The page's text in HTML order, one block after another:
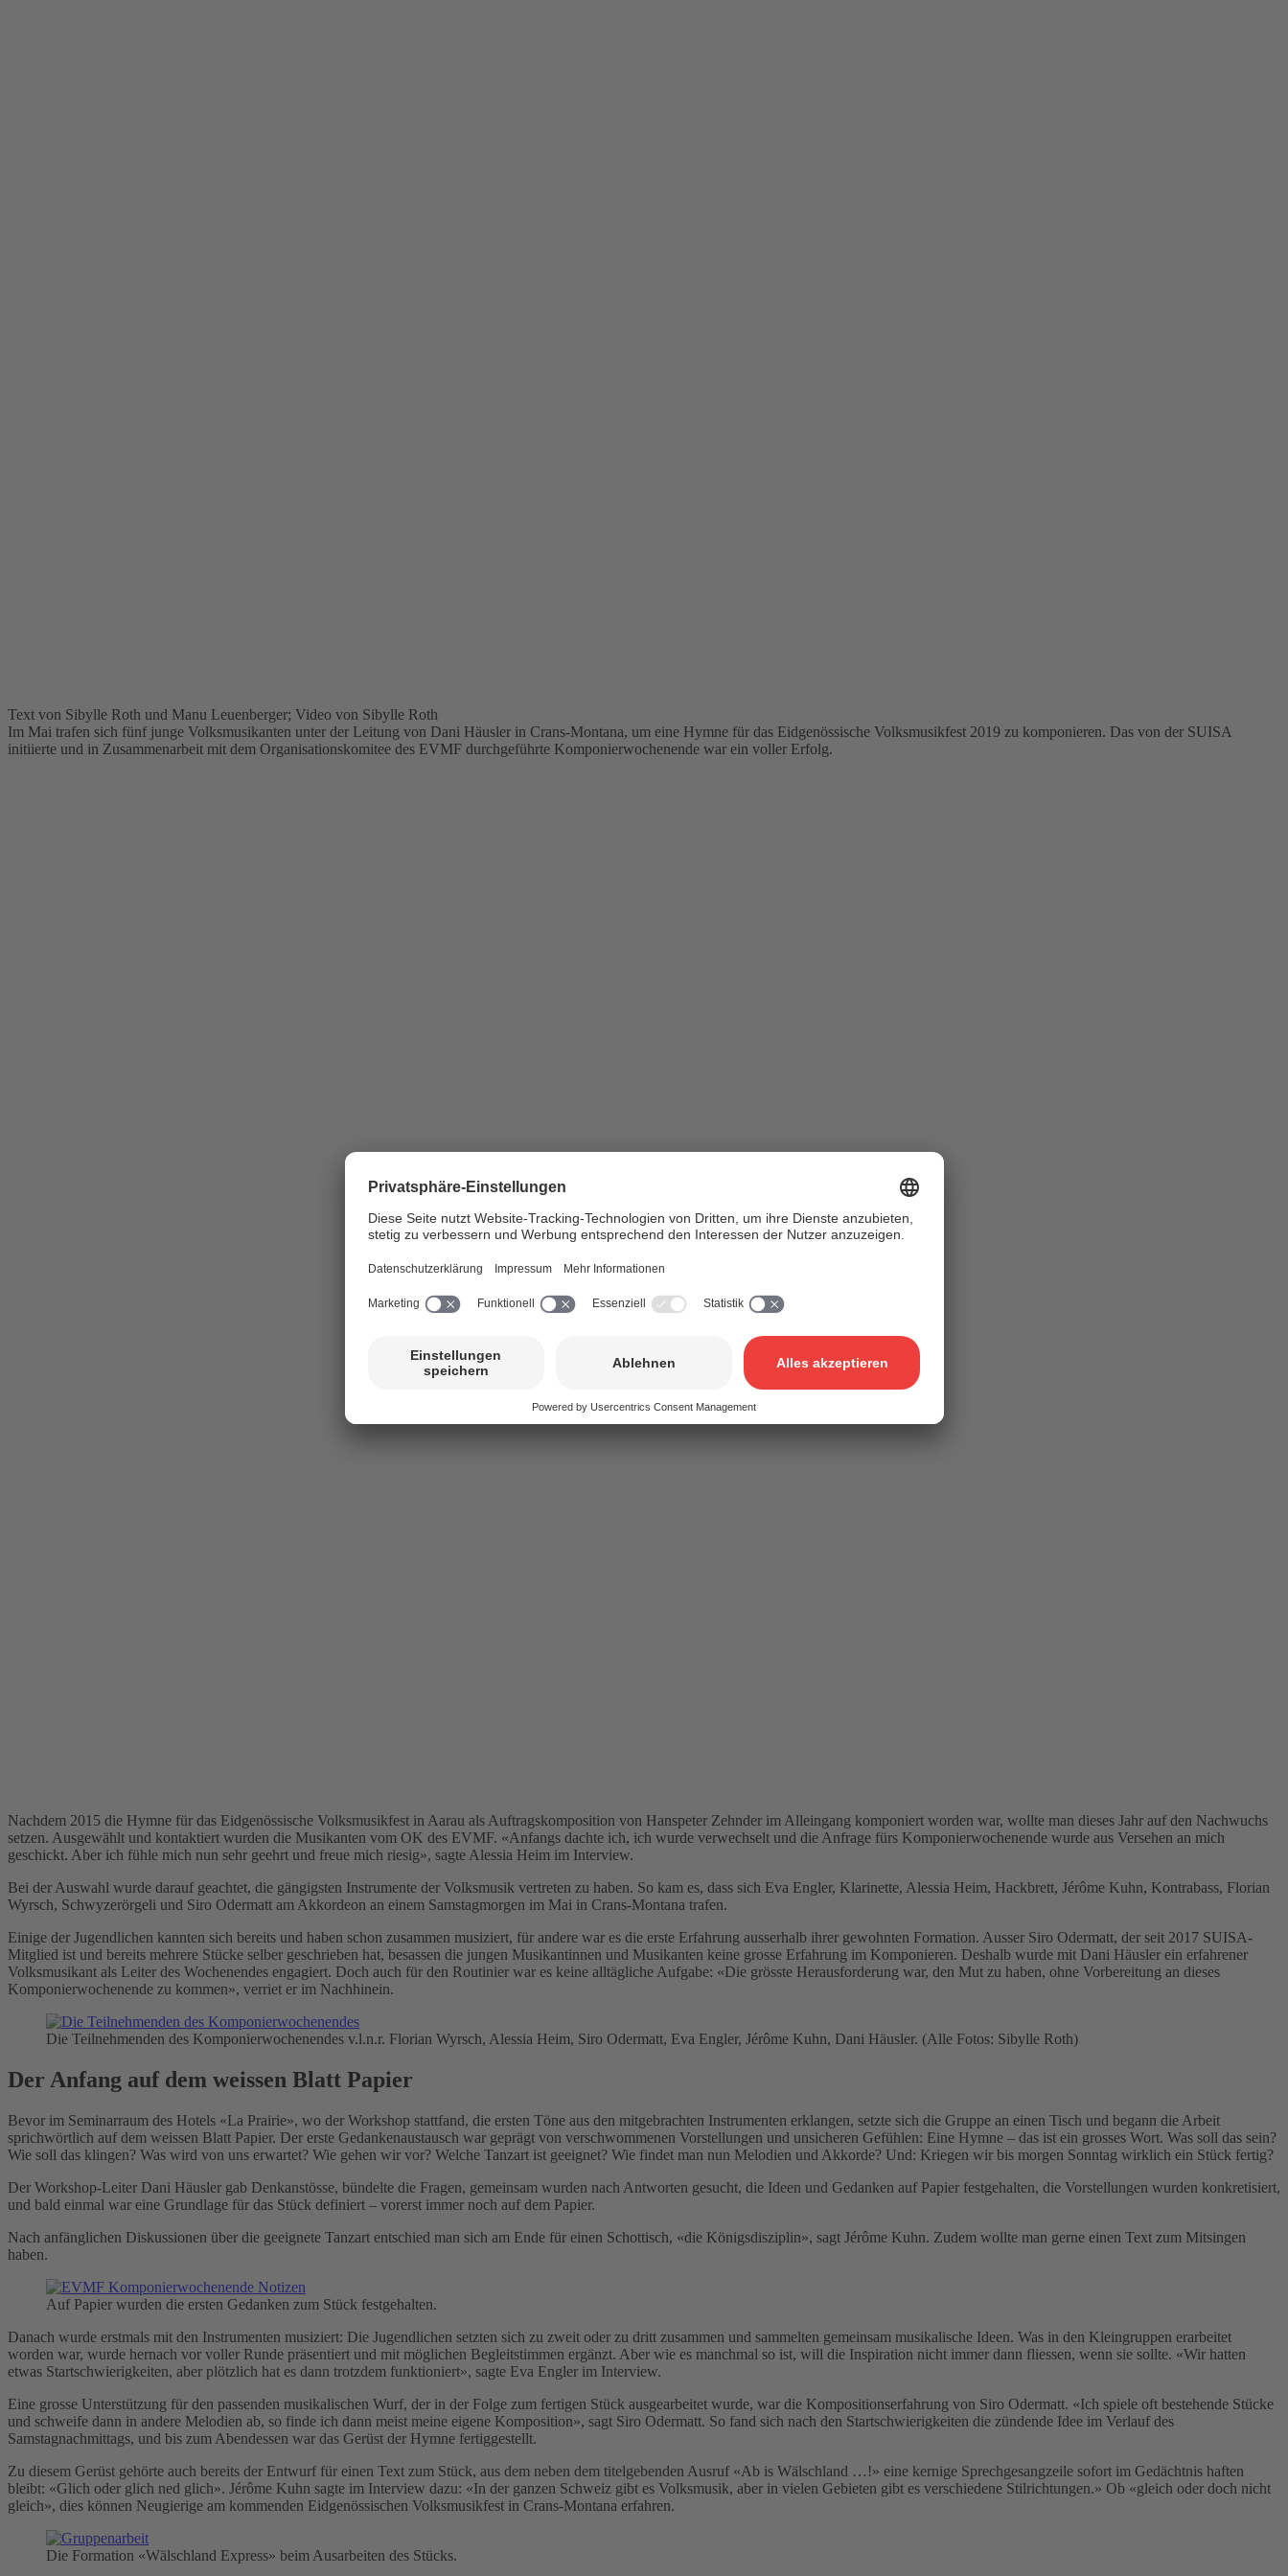
Text von Sibylle Roth und Manu Leuenberger; Video von Sibylle Roth
Im Mai trafen sich fünf junge Volksmusikanten unter der Leitung von Dani Häusler in Crans-Montana, um eine Hymne für das Eidgenössische Volksmusikfest 2019 zu komponieren. Das von der SUISA
initiierte und in Zusammenarbeit mit dem Organisationskomitee des EVMF durchgeführte Komponierwochenende war ein voller Erfolg.
Wir benötigen Ihre Zustimmung, um den
Mehr Informationen
Usercentrics Consent Management Platform
Nachdem 2015 die Hymne für das Eidgenössische Volksmusikfest in Aarau als Auftragskomposition von Hanspeter Zehnder im Alleingang komponiert worden war, wollte man dieses Jahr auf den Nachwuchs
setzen. Ausgewählt und kontaktiert wurden die Musikanten vom OK des EVMF. «Anfangs dachte ich, ich wurde verwechselt und die Anfrage fürs Komponierwochenende wurde aus Versehen an mich
geschickt. Aber ich fühle mich nun sehr geehrt und freue mich riesig», sagte Alessia Heim im Interview.
Bei der Auswahl wurde darauf geachtet, die gängigsten Instrumente der Volksmusik vertreten zu haben. So kam es, dass sich Eva Engler, Klarinette, Alessia Heim, Hackbrett, Jérôme Kuhn, Kontrabass, Florian
Wyrsch, Schwyzerörgeli und Siro Odermatt am Akkordeon an einem Samstagmorgen im Mai in Crans-Montana trafen.
Einige der Jugendlichen kannten sich bereits und haben schon zusammen musiziert, für andere war es die erste Erfahrung ausserhalb ihrer gewohnten Formation. Ausser Siro Odermatt, der seit 2017 SUISA-
Mitglied ist und bereits mehrere Stücke selber geschrieben hat, besassen die jungen Musikantinnen und Musikanten keine grosse Erfahrung im Komponieren. Deshalb wurde mit Dani Häusler ein erfahrener
Volksmusikant als Leiter des Wochenendes engagiert. Doch auch für den Routinier war es keine alltägliche Aufgabe: «Die grösste Herausforderung war, den Mut zu haben, ohne Vorbereitung an dieses
Komponierwochenende zu kommen», verriet er im Nachhinein.
Die Teilnehmenden des Komponierwochenendes v.l.n.r. Florian Wyrsch, Alessia Heim, Siro Odermatt, Eva Engler, Jérôme Kuhn, Dani Häusler. (Alle Fotos: Sibylle Roth)
Der Anfang auf dem weissen Blatt Papier
Bevor im Seminarraum des Hotels «La Prairie», wo der Workshop stattfand, die ersten Töne aus den mitgebrachten Instrumenten erklangen, setzte sich die Gruppe an einen Tisch und begann die Arbeit
sprichwörtlich auf dem weissen Blatt Papier. Der erste Gedankenaustausch war geprägt von verschwommenen Vorstellungen und unsicheren Gefühlen: Eine Hymne – das ist ein grosses Wort. Was soll das sein?
Wie soll das klingen? Was wird von uns erwartet? Wie gehen wir vor? Welche Tanzart ist geeignet? Wie findet man nun Melodien und Akkorde? Und: Kriegen wir bis morgen Sonntag wirklich ein Stück fertig?
Der Workshop-Leiter Dani Häusler gab Denkanstösse, bündelte die Fragen, gemeinsam wurden nach Antworten gesucht, die Ideen und Gedanken auf Papier festgehalten, die Vorstellungen wurden konkretisiert,
und bald einmal war eine Grundlage für das Stück definiert – vorerst immer noch auf dem Papier.
Nach anfänglichen Diskussionen über die geeignete Tanzart entschied man sich am Ende für einen Schottisch, «die Königsdisziplin», sagt Jérôme Kuhn. Zudem wollte man gerne einen Text zum Mitsingen
haben.
Auf Papier wurden die ersten Gedanken zum Stück festgehalten.
Danach wurde erstmals mit den Instrumenten musiziert: Die Jugendlichen setzten sich zu zweit oder zu dritt zusammen und sammelten gemeinsam musikalische Ideen. Was in den Kleingruppen erarbeitet
worden war, wurde hernach vor voller Runde präsentiert und mit möglichen Begleitstimmen ergänzt. Aber wie es manchmal so ist, will die Inspiration nicht immer dann fliessen, wenn sie sollte. «Wir hatten
etwas Startschwierigkeiten, aber plötzlich hat es dann trotzdem funktioniert», sagte Eva Engler im Interview.
Eine grosse Unterstützung für den passenden musikalischen Wurf, der in der Folge zum fertigen Stück ausgearbeitet wurde, war die Kompositionserfahrung von Siro Odermatt. «Ich spiele oft bestehende Stücke
und schweife dann in andere Melodien ab, so finde ich dann meist meine eigene Komposition», sagt Siro Odermatt. So fand sich nach den Startschwierigkeiten die zündende Idee im Verlauf des
Samstagnachmittags, und bis zum Abendessen war das Gerüst der Hymne fertiggestellt.
Zu diesem Gerüst gehörte auch bereits der Entwurf für einen Text zum Stück, aus dem neben dem titelgebenden Ausruf «Ab is Wälschland …!» eine kernige Sprechgesangzeile sofort im Gedächtnis haften
bleibt: «Glich oder glich ned glich». Jérôme Kuhn sagte im Interview dazu: «In der ganzen Schweiz gibt es Volksmusik, aber in vielen Gebieten gibt es verschiedene Stilrichtungen.» Ob «gleich oder doch nicht
gleich», dies können Neugierige am kommenden Eidgenössischen Volksmusikfest in Crans-Montana erfahren.
Die Formation «Wälschland Express» beim Ausarbeiten des Stücks.